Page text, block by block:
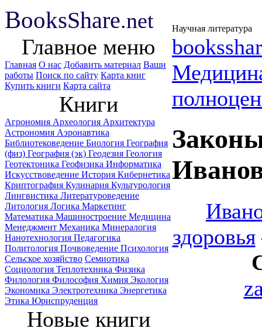
BooksShare.net Научная литература
Главное меню
Главная О нас Добавить материал Ваши
работы Поиск по сайту Карта книг
Купить книги Карта сайта
Книги
Агрономия Археология Архитектура
Астрономия Аэронавтика
Библиотековедение Биология География
(физ) География (эк) Геодезия Геология
Геотектоника Геофизика Информатика
Искусствоведение История Кибернетика
Криптография Кулинария Культурология
Лингвистика Литературоведение
Литология Логика Маркетинг
Математика Машиностроение Медицина
Менеджмент Механика Минералогия
Нанотехнология Педагогика
Политология Почвоведение Психология
Сельское хозяйство Семиотика
Социология Теплотехника Физика
Филология Философия Химия Экология
Экономика Электротехника Энергетика
Этика Юриспруденция
Новые книги
здоровья